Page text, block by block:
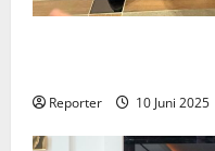
Reporter 10 Juni 2025